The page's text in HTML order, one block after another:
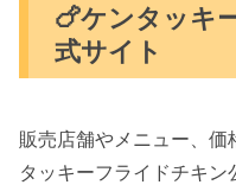
🍗ケンタッキ
式サイト
販売店舗やメニュー、
タッキーフライドチキン